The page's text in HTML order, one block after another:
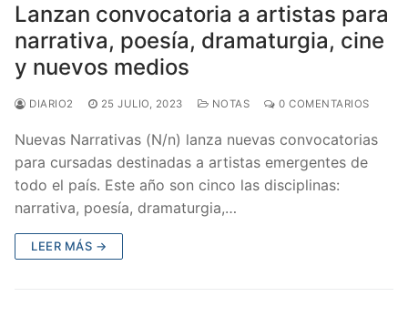
Lanzan convocatoria a artistas para
narrativa, poesía, dramaturgia, cine
y nuevos medios
DIARIO2 25 JULIO, 2023 NOTAS 0 COMENTARIOS
Nuevas Narrativas (N/n) lanza nuevas convocatorias
para cursadas destinadas a artistas emergentes de
todo el país. Este año son cinco las disciplinas:
narrativa, poesía, dramaturgia,…
LEER MÁS →